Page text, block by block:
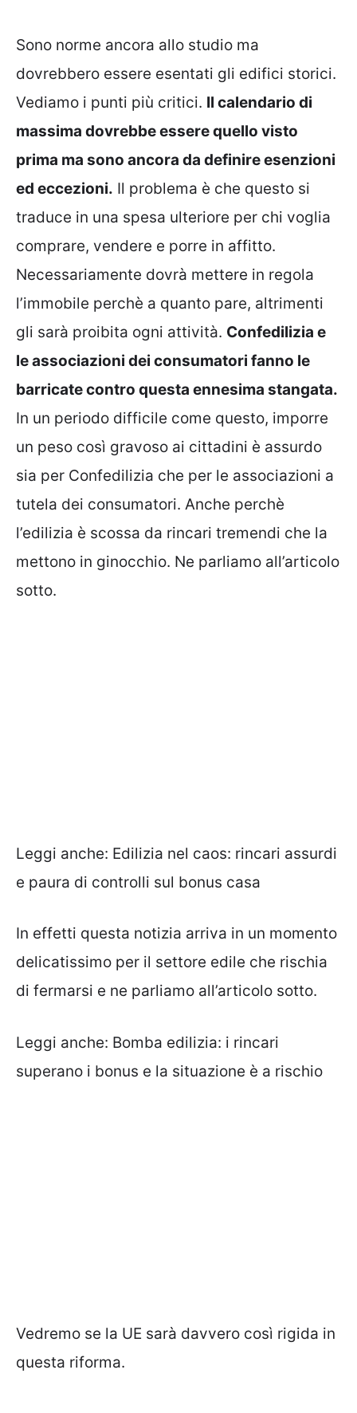
Sono norme ancora allo studio ma
dovrebbero essere esentati gli edifici storici.
Vediamo i punti più critici. Il calendario di
massima dovrebbe essere quello visto
prima ma sono ancora da definire esenzioni
ed eccezioni. Il problema è che questo si
traduce in una spesa ulteriore per chi voglia
comprare, vendere e porre in affitto.
Necessariamente dovrà mettere in regola
l’immobile perchè a quanto pare, altrimenti
gli sarà proibita ogni attività. Confedilizia e
le associazioni dei consumatori fanno le
barricate contro questa ennesima stangata.
In un periodo difficile come questo, imporre
un peso così gravoso ai cittadini è assurdo
sia per Confedilizia che per le associazioni a
tutela dei consumatori. Anche perchè
l’edilizia è scossa da rincari tremendi che la
mettono in ginocchio. Ne parliamo all’articolo
sotto.
Leggi anche: Edilizia nel caos: rincari assurdi
e paura di controlli sul bonus casa
In effetti questa notizia arriva in un momento
delicatissimo per il settore edile che rischia
di fermarsi e ne parliamo all’articolo sotto.
Leggi anche: Bomba edilizia: i rincari
superano i bonus e la situazione è a rischio
Vedremo se la UE sarà davvero così rigida in
questa riforma.